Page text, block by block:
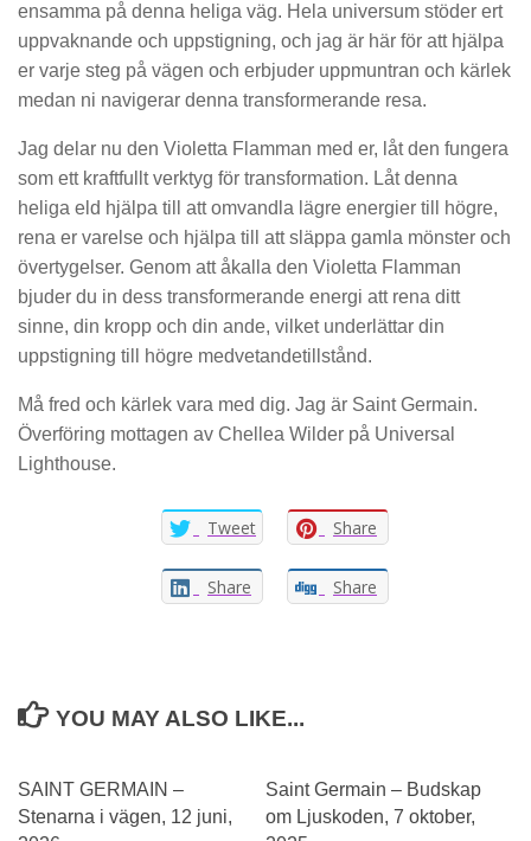
ensamma på denna heliga väg. Hela universum stöder ert
uppvaknande och uppstigning, och jag är här för att hjälpa
er varje steg på vägen och erbjuder uppmuntran och kärlek
medan ni navigerar denna transformerande resa.
Jag delar nu den Violetta Flamman med er, låt den fungera
som ett kraftfullt verktyg för transformation. Låt denna
heliga eld hjälpa till att omvandla lägre energier till högre,
rena er varelse och hjälpa till att släppa gamla mönster och
övertygelser. Genom att åkalla den Violetta Flamman
bjuder du in dess transformerande energi att rena ditt
sinne, din kropp och din ande, vilket underlättar din
uppstigning till högre medvetandetillstånd.
Må fred och kärlek vara med dig. Jag är Saint Germain.
Överföring mottagen av Chellea Wilder på Universal
Lighthouse.
Tweet Share
Share Share
YOU MAY ALSO LIKE...
SAINT GERMAIN –
Stenarna i vägen, 12 juni,
Saint Germain – Budskap
om Ljuskoden, 7 oktober,